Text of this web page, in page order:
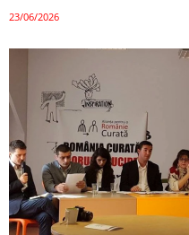
23/06/2026